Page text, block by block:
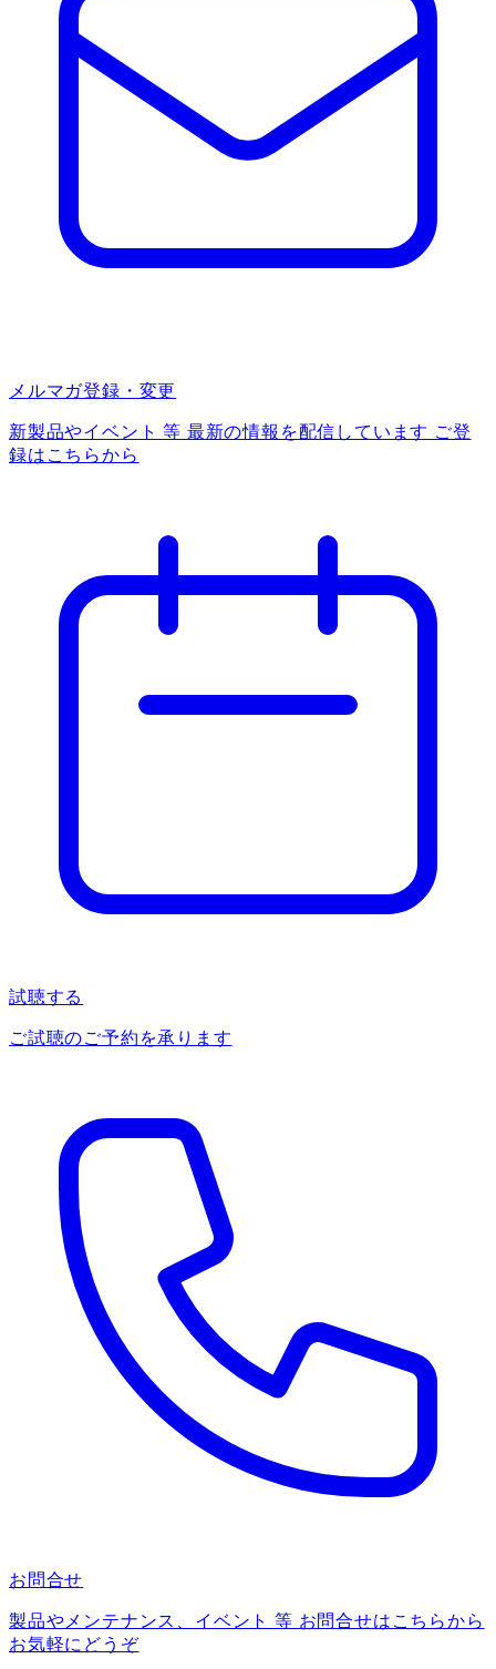
メルマガ登録・変更
新製品やイベント 等 最新の情報を配信しています ご登
録はこちらから
試聴する
ご試聴のご予約を承ります
お問合せ
製品やメンテナンス、イベント 等 お問合せはこちらから
お気軽にどうぞ